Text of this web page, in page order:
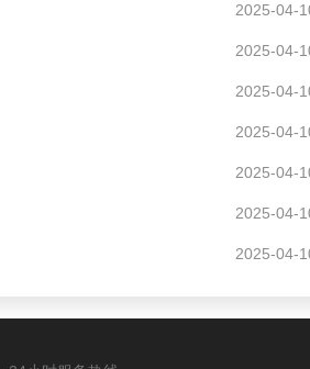
2025-04-
2025-04-
2025-04-
2025-04-
2025-04-
2025-04-
2025-04-